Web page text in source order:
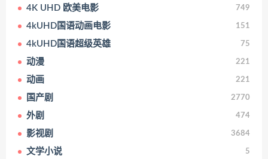
4K UHD 欧美电影 749
4kUHD国语动画电影 151
4kUHD国语超级英雄 75
动漫 221
动画 221
国产剧 2770
外剧 474
影视剧 3684
文学小说 5